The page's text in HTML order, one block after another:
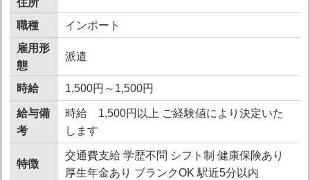
住所
職種
インポート
雇用形
態
派遣
時給 1,500円～1,500円
給与備
考
時給 1,500円以上 ご経験値により決定いた
します
特徴
交通費支給 学歴不問 シフト制 健康保険あり
厚生年金あり ブランクOK 駅近5分以内